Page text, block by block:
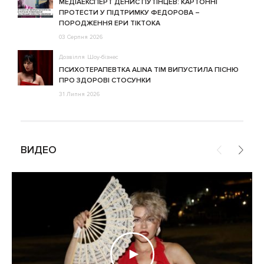
МЕДІАЕКСПЕРТ ДЕНИС ПУТІНЦЕВ: КАРТОННІ
ПРОТЕСТИ У ПІДТРИМКУ ФЕДОРОВА –
ПОРОДЖЕННЯ ЕРИ ТІКТОКА
03 Серпня 2026
Дозвілля Шоу-бізнес
ПСИХОТЕРАПЕВТКА ALINA TIM ВИПУСТИЛА ПІСНЮ
ПРО ЗДОРОВІ СТОСУНКИ
31 Липня 2026
ВИДЕО